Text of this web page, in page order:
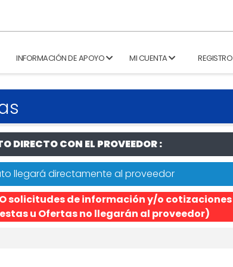
INFORMACIÓN DE APOYO MI CUENTA REGISTRO
DIRECTO CON EL PROVEEDOR :
llegará directamente al proveedor
solicitudes de información y/o cotizaciones
u Ofertas no llegarán al proveedor)